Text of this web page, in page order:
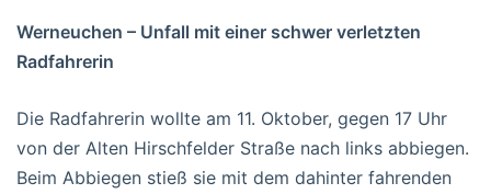
Werneuchen – Unfall mit einer schwer verletzten
Radfahrerin
Die Radfahrerin wollte am 11. Oktober, gegen 17 Uhr
von der Alten Hirschfelder Straße nach links abbiegen.
Beim Abbiegen stieß sie mit dem dahinter fahrenden